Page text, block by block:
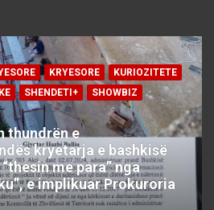
KRYESORE
KURIOZITETE
SHENDETI+
SHOWBIZ
thundrën e
kryetarja e bashkisë
me para” nga
e implikuar Prokuroria